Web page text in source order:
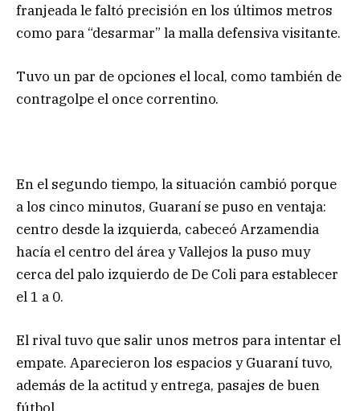
franjeada le faltó precisión en los últimos metros
como para “desarmar” la malla defensiva visitante.
Tuvo un par de opciones el local, como también de
contragolpe el once correntino.
En el segundo tiempo, la situación cambió porque
a los cinco minutos, Guaraní se puso en ventaja:
centro desde la izquierda, cabeceó Arzamendia
hacía el centro del área y Vallejos la puso muy
cerca del palo izquierdo de De Coli para establecer
el 1 a 0.
El rival tuvo que salir unos metros para intentar el
empate. Aparecieron los espacios y Guaraní tuvo,
además de la actitud y entrega, pasajes de buen